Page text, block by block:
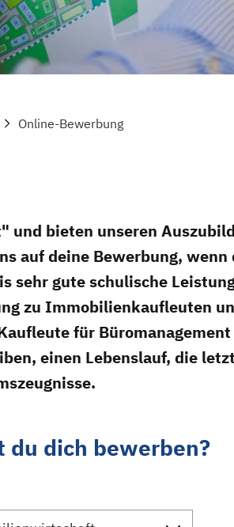
Online-Bewerbung
und bieten unseren
auf deine Bewerbung,
sehr gute schulische
zu Immobilienkaufleuten
für
einen Lebenslauf, die
du dich bewerben?